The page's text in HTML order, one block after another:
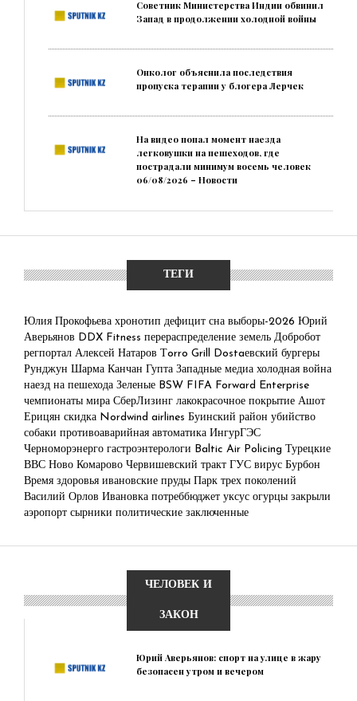
Советник Министерства Индии обвинил
Запад в продолжении холодной войны
Онколог объяснила последствия
пропуска терапии у блогера Лерчек
На видео попал момент наезда
легковушки на пешеходов, где
пострадали минимум восемь человек
06/08/2026 – Новости
ТЕГИ
Юлия Прокофьева хронотип дефицит сна выборы-2026 Юрий
Аверьянов DDX Fitness перераспределение земель Добробот
регпортал Алексей Натаров Тorro Grill Dostaевский бургеры
Рунджун Шарма Канчан Гупта Западные медиа холодная война
наезд на пешехода Зеленые BSW FIFA Forward Enterprise
чемпионаты мира СберЛизинг лакокрасочное покрытие Ашот
Ерицян скидка Nordwind airlines Буинский район убийство
собаки противоаварийная автоматика ИнгурГЭС
Черноморэнерго гастроэнтерологи Baltic Air Policing Турецкие
ВВС Ново Комарово Червишевский тракт ГУС вирус Бурбон
Время здоровья ивановские пруды Парк трех поколений
Василий Орлов Ивановка потреббюджет уксус огурцы закрыли
аэропорт сырники политические заключенные
ЧЕЛОВЕК И
ЗАКОН
Юрий Аверьянов: спорт на улице в жару
безопасен утром и вечером